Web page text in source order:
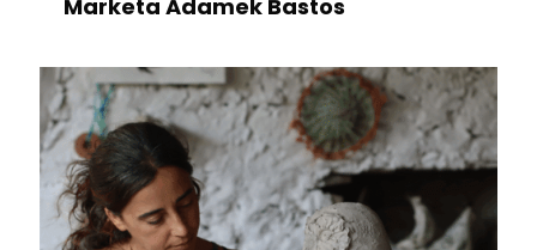
Marketa Adamek Bastos